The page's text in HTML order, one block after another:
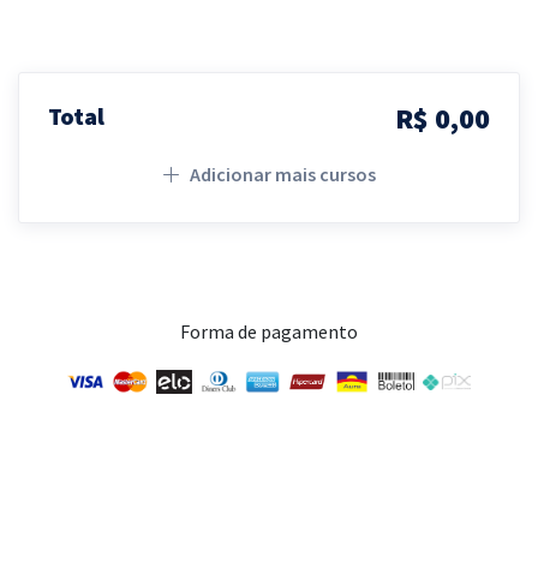
Total R$ 0,00
Adicionar mais cursos
Forma de pagamento